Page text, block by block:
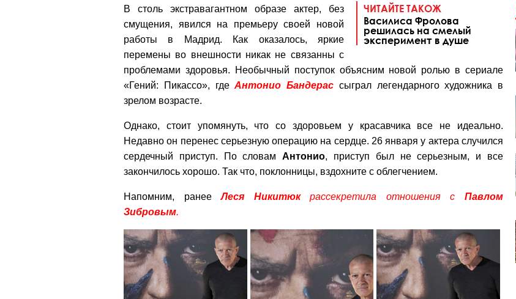
ЧИТАЙТЕ ТАКОЖ
Василиса Фролова
решилась на смелый
эксперимент в душе
В столь экстравагантном образе актер, без
смущения, явился на премьеру своей новой
работы в Мадрид. Как оказалось, яркие
перемены во внешности никак не связанны с
проблемами здоровья. Необычный поступок объясним новой ролью в сериале
«Гений: Пикассо», гдеАнтонио Бандерас сыграл легендарного художника в
зрелом возрасте.
Однако, стоит упомянуть, что со здоровьем у красавчика все не идеально.
Недавно он перенес серьезную операцию на сердце. 26 января у актера случился
сердечный приступ. По словамАнтонио, приступ был не серьезным, и все
закончилось хорошо. Так что, поклонницы, вздохните с облегчением.
Напомним, ранееЛеся Никитюкрассекретила отношения сПавлом
Зибровым.